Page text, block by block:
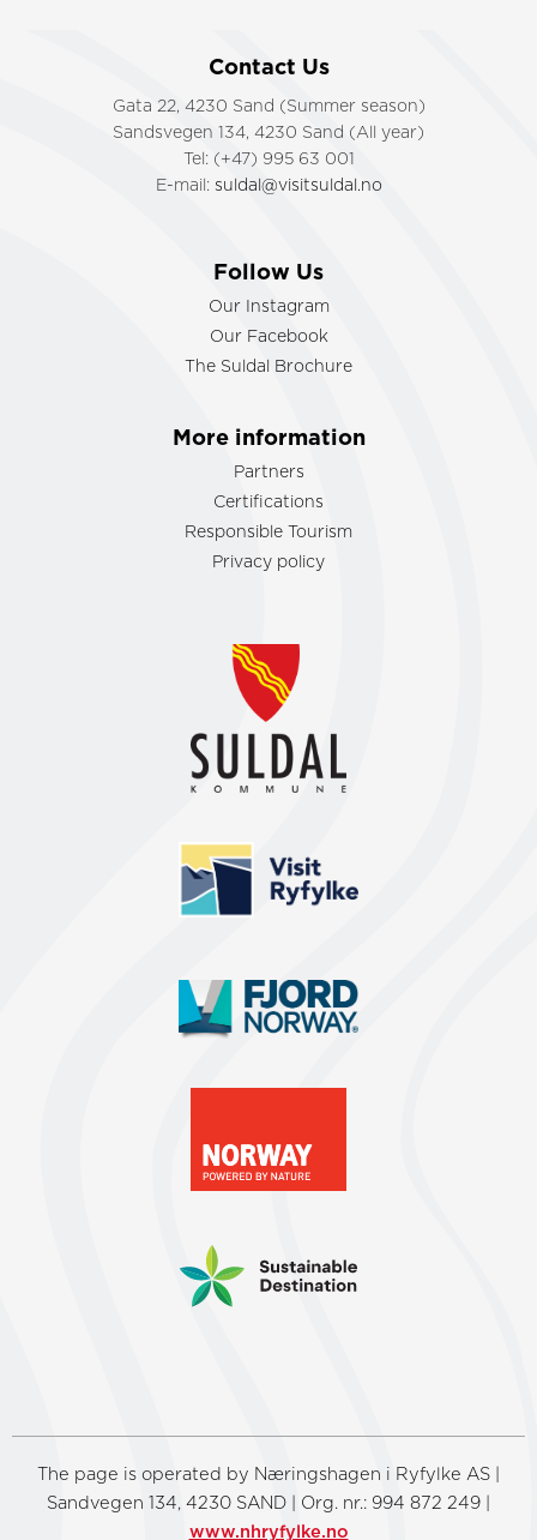
Contact Us
Gata 22, 4230 Sand (Summer season)
Sandsvegen 134, 4230 Sand (All year)
Tel: (+47) 995 63 001
E-mail: suldal@visitsuldal.no
Follow Us
Our Instagram
Our Facebook
The Suldal Brochure
More information
Partners
Certifications
Responsible Tourism
Privacy policy
The page is operated by Næringshagen i Ryfylke AS |
Sandvegen 134, 4230 SAND | Org. nr.: 994 872 249 |
www.nhryfylke.no